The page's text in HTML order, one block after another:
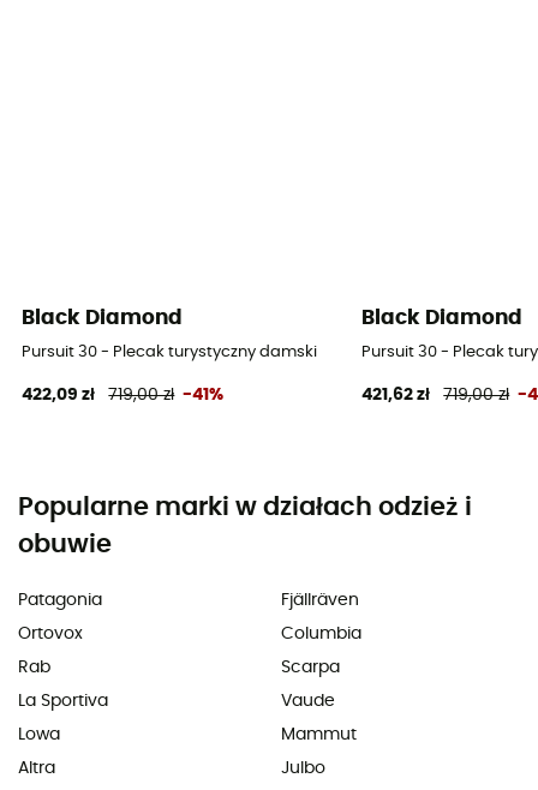
Black Diamond
Pursuit 30 - Plecak turystyczny damski
422,09 zł 719,00 zł -41%
Black Diamond
Pursuit 30 - Plecak
421,62 zł 719,00 zł -
Popularne marki w działach odzież i
obuwie
Patagonia
Ortovox
Rab
La Sportiva
Lowa
Altra
Fjällräven
Columbia
Scarpa
Vaude
Mammut
Julbo